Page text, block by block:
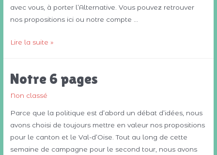
avec vous, à porter l’Alternative. Vous pouvez retrouver
nos propositions ici ou notre compte …
MERCI
TRÈS
Lire la suite »
Notre 6 pages
Non classé
Parce que la politique est d’abord un débat d’idées, nous
avons choisi de toujours mettre en valeur nos propositions
pour le canton et le Val-d’Oise. Tout au long de cette
semaine de campagne pour le second tour, nous avons